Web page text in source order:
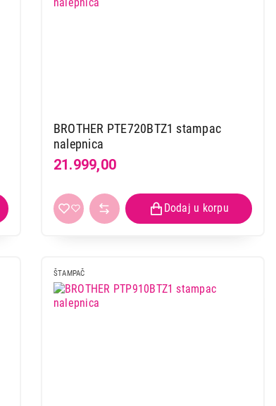
BROTHER PTE720BTZ1 stampac
nalepnica
21.999,00
ŠTAMPAČ